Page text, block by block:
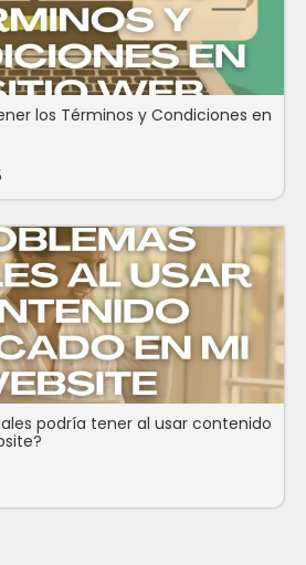
los Términos y Condiciones en
podría tener al usar contenido